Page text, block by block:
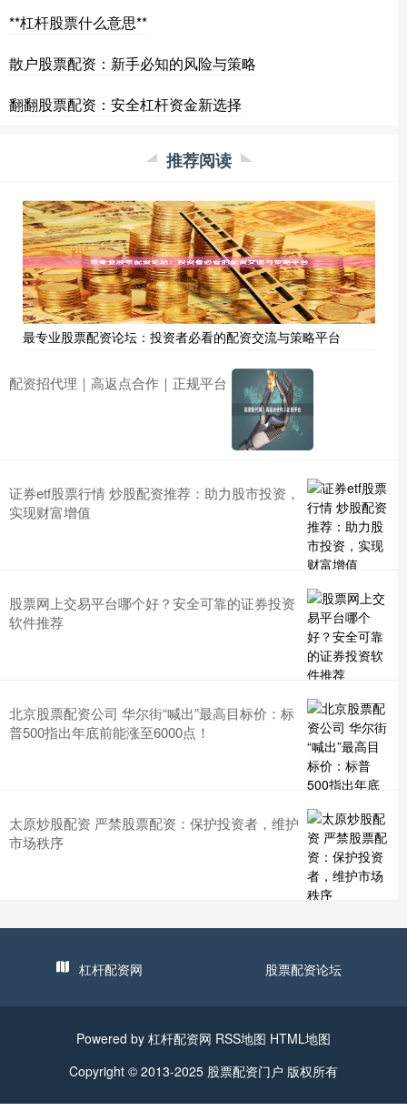
**杠杆股票什么意思**
散户股票配资：新手必知的风险与策略
翻翻股票配资：安全杠杆资金新选择
推荐阅读
最专业股票配资论坛：投资者必看的配资交流与策略平台
配资招代理｜高返点合作｜正规平台
证券etf股票行情 炒股配资推荐：助力股市投资，
实现财富增值
股票网上交易平台哪个好？安全可靠的证券投资
软件推荐
北京股票配资公司 华尔街“喊出”最高目标价：标
普500指出年底前能涨至6000点！
太原炒股配资 严禁股票配资：保护投资者，维护
市场秩序
杠杆配资网 股票配资论坛
Powered by 杠杆配资网 RSS地图 HTML地图
Copyright © 2013-2025 股票配资门户 版权所有